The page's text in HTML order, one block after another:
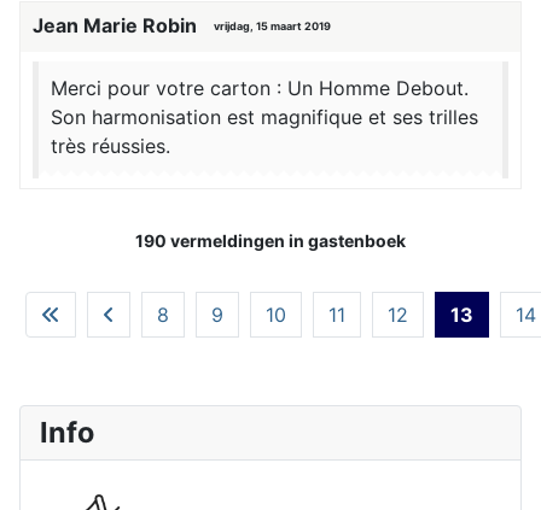
Info
Jean Marie Robin vrijdag, 15 maart 2019
Merci pour votre carton : Un Homme Debout.
Son harmonisation est magnifique et ses trilles
très réussies.
190 vermeldingen in gastenboek
8 9 10 11 12 13 14